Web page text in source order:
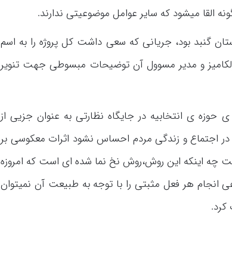
القا میشود که سایر عوامل موضوعیتی ندارند.
گنبد بود، جریانی که سعی داشت کل پروژه را به اسم
اولکامیز و مدیر مسوول آن توضیحات مبسوطی جهت تنویر
حوزه ی انتخابیه در جایگاه نظارتی به عنوان جزیی از
در اجتماع و زندگی مردم احساس نشود اثرات معکوسی بر
چه اینکه این روش،روش نخ نما شده ای است که امروزه
انجام هر فعل مثبتی را با توجه به طبیعت آن نمیتوان